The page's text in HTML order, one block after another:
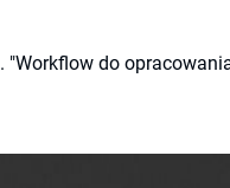
"Workflow do